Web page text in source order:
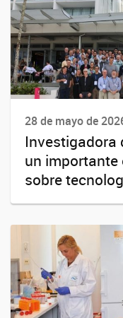
28 de mayo de
Investigadora
un
sobre